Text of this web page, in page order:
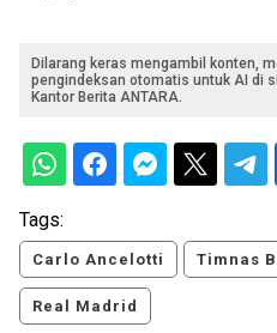
Dilarang keras mengambil konten,
pengindeksan otomatis untuk AI di
Kantor Berita ANTARA.
Tags:
Carlo Ancelotti Timnas
Real Madrid